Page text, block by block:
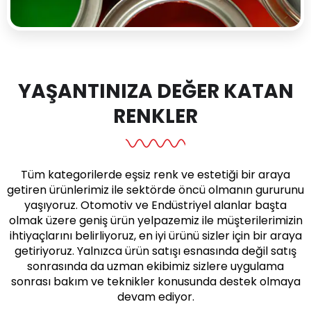
YAŞANTINIZA DEĞER KATAN
RENKLER
Tüm kategorilerde eşsiz renk ve estetiği bir araya
getiren ürünlerimiz ile sektörde öncü olmanın gururunu
yaşıyoruz. Otomotiv ve Endüstriyel alanlar başta
olmak üzere geniş ürün yelpazemiz ile müşterilerimizin
ihtiyaçlarını belirliyoruz, en iyi ürünü sizler için bir araya
getiriyoruz. Yalnızca ürün satışı esnasında değil satış
sonrasında da uzman ekibimiz sizlere uygulama
sonrası bakım ve teknikler konusunda destek olmaya
devam ediyor.